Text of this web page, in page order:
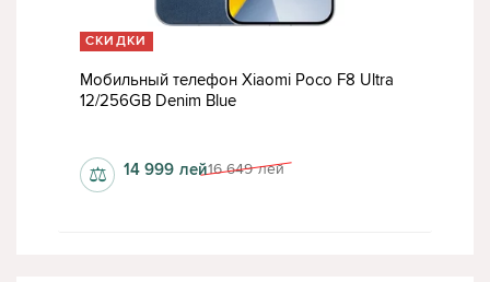
СКИДКИ
Мобильный телефон Xiaomi Poco F8 Ultra
12/256GB Denim Blue
да 1200x2608 пкс16 649 лей
14 999 лей
⚖